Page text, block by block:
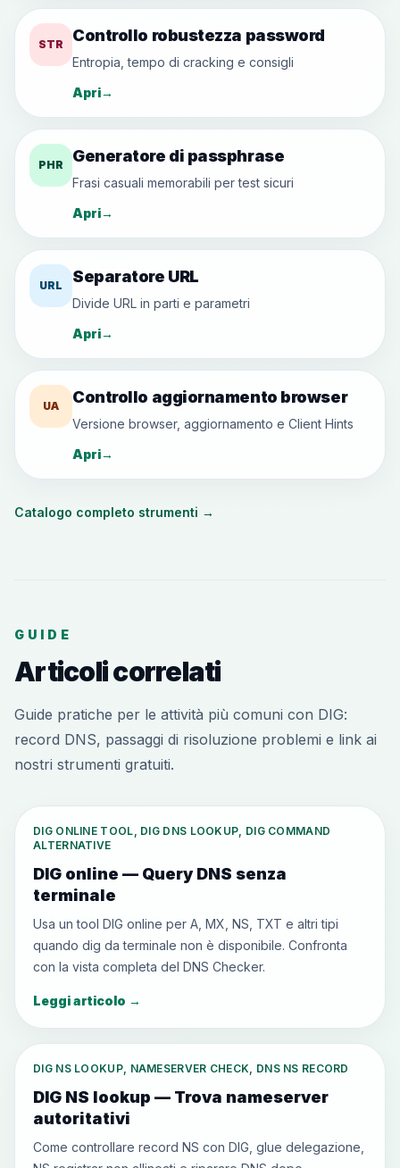
STR Controllo robustezza password
Entropia, tempo di cracking e consigli
Apri→
PHR Generatore di passphrase
Frasi casuali memorabili per test sicuri
Apri→
URL Separatore URL
Divide URL in parti e parametri
Apri→
UA Controllo aggiornamento browser
Versione browser, aggiornamento e Client Hints
Apri→
Catalogo completo strumenti →
GUIDE
Articoli correlati
Guide pratiche per le attività più comuni con DIG:
record DNS, passaggi di risoluzione problemi e link ai
nostri strumenti gratuiti.
DIG ONLINE TOOL, DIG DNS LOOKUP, DIG COMMAND
ALTERNATIVE
DIG online — Query DNS senza
terminale
Usa un tool DIG online per A, MX, NS, TXT e altri tipi
quando dig da terminale non è disponibile. Confronta
con la vista completa del DNS Checker.
Leggi articolo →
DIG NS LOOKUP, NAMESERVER CHECK, DNS NS RECORD
DIG NS lookup — Trova nameserver
autoritativi
Come controllare record NS con DIG, glue delegazione,